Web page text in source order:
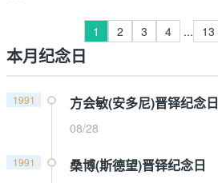
1 2 3 4 ... 13
本月纪念日
1991 方会敏(安多尼)晋铎纪念日
08/28
1991 桑博(斯德望)晋铎纪念日